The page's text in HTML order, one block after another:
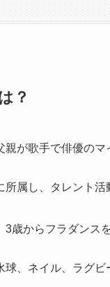
？
親が歌手で俳優のマ
属し、タレント活
3歳からフラダンス
球、ネイル、ラグビ